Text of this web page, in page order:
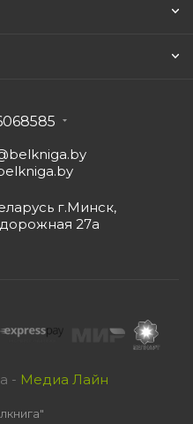
г.Минск,
27а
- Медиа Лайн